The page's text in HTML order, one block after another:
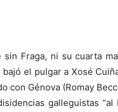
Fraga, ni su cuarta
el pulgar a Xosé
con Génova (Romay
galleguistas